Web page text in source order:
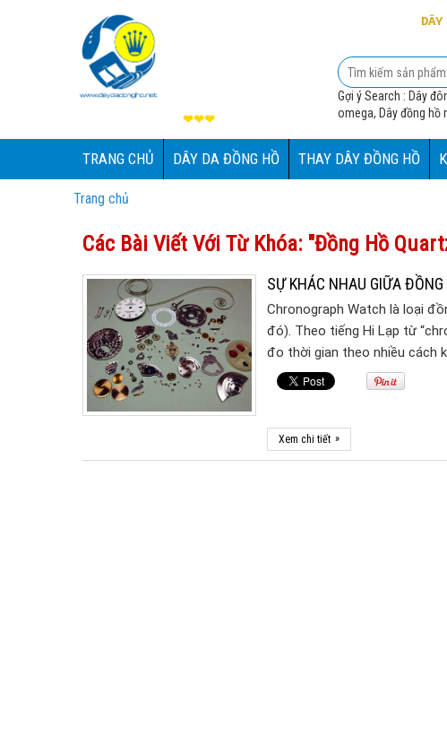
❤❤❤
Gợi ý Search : Dây
omega, Dây đồng hồ
TRANG CHỦ DÂY DA ĐỒNG HỒ THAY DÂY ĐỒNG HỒ
Trang chủ
Các Bài Viết Với Từ Khóa: "đồng Hồ
SỰ KHÁC NHAU GIỮA
Chronograph Watch là loại
đó). Theo tiếng Hi Lạp từ
đo thời gian theo nhiều cách
Xem chi tiết »